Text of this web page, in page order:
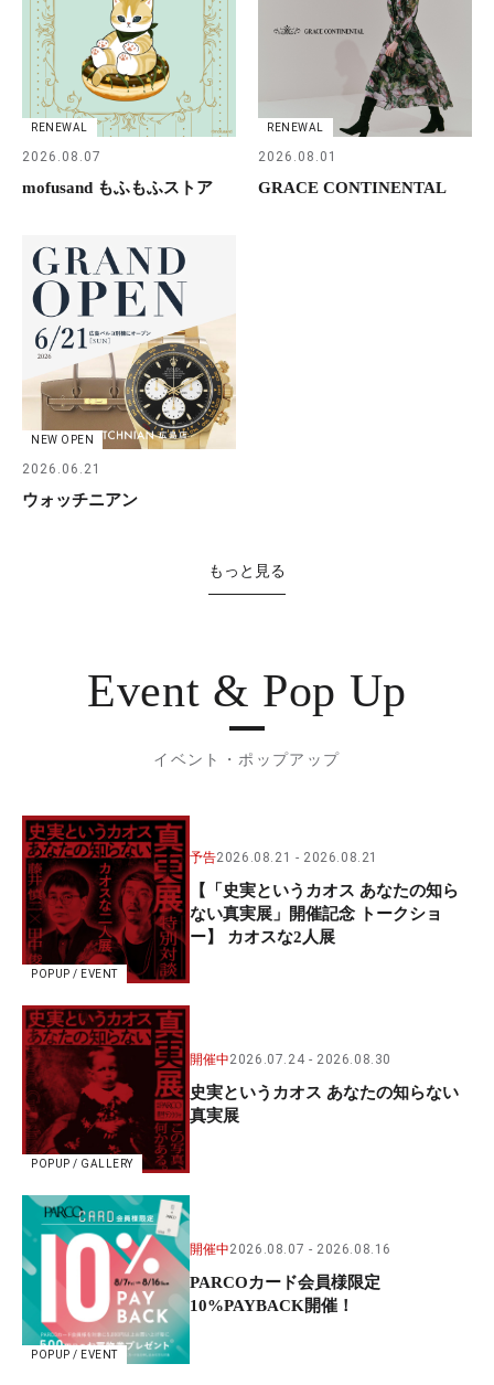
RENEWAL
2026.08.07
mofusand もふもふストア
RENEWAL
2026.08.01
GRACE CONTINENTAL
NEW OPEN
2026.06.21
ウォッチニアン
もっと見る
Event & Pop Up
イベント・ポップアップ
POPUP / EVENT
予告2026.08.21 2026.08.21
【「史実というカオス あなたの知ら
ない真実展」開催記念 トークショ
ー】 カオスな2人展
POPUP / GALLERY
開催中2026.07.24 2026.08.30
史実というカオス あなたの知らない
真実展
POPUP / EVENT
開催中2026.08.07 2026.08.16
PARCOカード会員様限定
10%PAYBACK開催！